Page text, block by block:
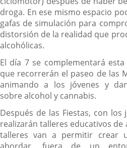
droga. En ese mismo espacio
gafas de simulación para
distorsión de la realidad que
alcohólicas.
El día 7 se complementará
que recorrerán el paseo de las
animando a los jóvenes y
sobre alcohol y cannabis.
Después de las Fiestas, con los
realizarán talleres educativos de
talleres van a permitir crear
abordar, fuera de un